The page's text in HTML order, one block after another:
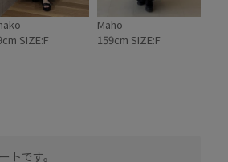
SIZE:F
Maho
159cm SIZE:F
トです。